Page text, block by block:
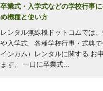
卒業式・入学式などの学校行事
め機種と使い方
レンタル無線機ドットコムでは
や入学式、各種学校行事・式典
インカム）レンタルに関する お
ます。 一口に卒業式...